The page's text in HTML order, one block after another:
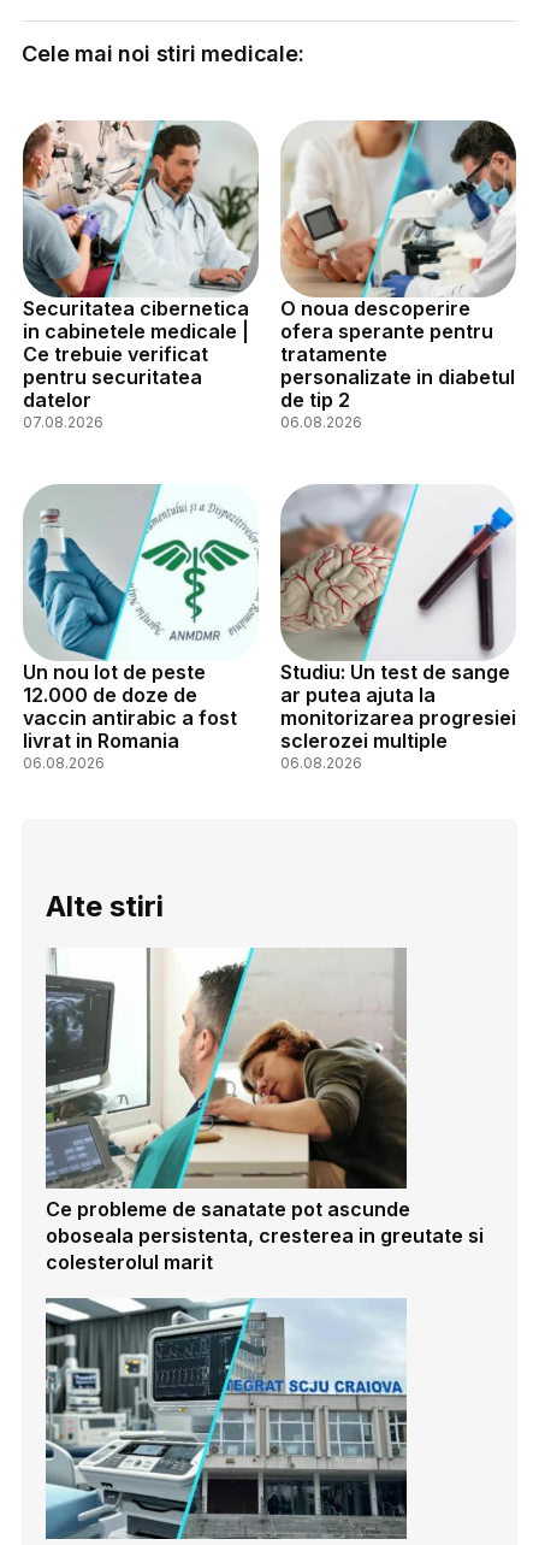
Cele mai noi stiri medicale:
Securitatea cibernetica
in cabinetele medicale |
Ce trebuie verificat
pentru securitatea
datelor
07.08.2026
O noua descoperire
ofera sperante pentru
tratamente
personalizate in diabetul
de tip 2
06.08.2026
Un nou lot de peste
12.000 de doze de
vaccin antirabic a fost
livrat in Romania
06.08.2026
Studiu: Un test de sange
ar putea ajuta la
monitorizarea progresiei
sclerozei multiple
06.08.2026
Alte stiri
Ce probleme de sanatate pot ascunde
oboseala persistenta, cresterea in greutate si
colesterolul marit